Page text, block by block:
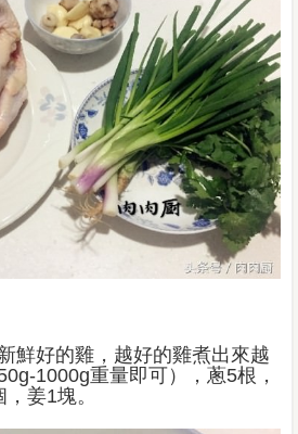
鮮好的雞，越好的雞煮出來越
1000g重量即可），蔥5根，
姜1塊。